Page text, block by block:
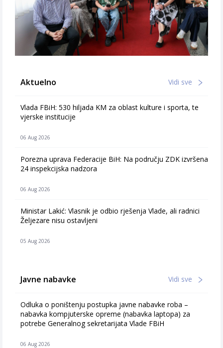
Aktuelno Vidi sve
Vlada FBiH: 530 hiljada KM za oblast kulture i sporta, te
vjerske institucije
06 Aug 2026
Porezna uprava Federacije BiH: Na području ZDK izvršena
24 inspekcijska nadzora
06 Aug 2026
Ministar Lakić: Vlasnik je odbio rješenja Vlade, ali radnici
Željezare nisu ostavljeni
05 Aug 2026
Javne nabavke Vidi sve
Odluka o poništenju postupka javne nabavke roba –
nabavka kompjuterske opreme (nabavka laptopa) za
potrebe Generalnog sekretarijata Vlade FBiH
06 Aug 2026